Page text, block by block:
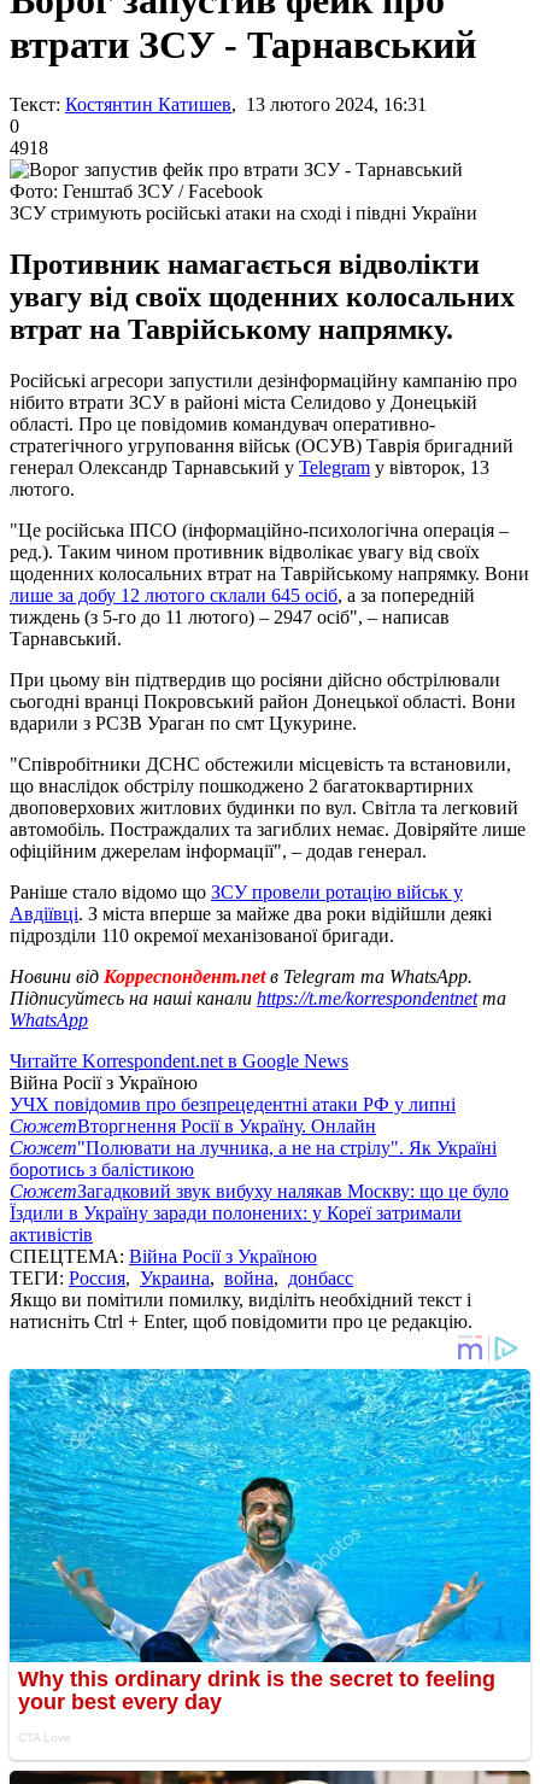
втрати ЗСУ - Тарнавський
Текст: Костянтин Катишев, 13 лютого 2024, 16:31
0
4918
Фото: Генштаб ЗСУ / Facebook
ЗСУ стримують російські атаки на сході і півдні України
Противник намагається відволікти
увагу від своїх щоденних колосальних
втрат на Таврійському напрямку.
Російські агресори запустили дезінформаційну кампанію про
нібито втрати ЗСУ в районі міста Селидово у Донецькій
області. Про це повідомив командувач оперативно-
стратегічного угруповання військ (ОСУВ) Таврія бригадний
генерал Олександр Тарнавський у Telegram у вівторок, 13
лютого.
"Це російська ІПСО (інформаційно-психологічна операція –
ред.). Таким чином противник відволікає увагу від своїх
щоденних колосальних втрат на Таврійському напрямку. Вони
лише за добу 12 лютого склали 645 осіб, а за попередній
тиждень (з 5-го до 11 лютого) – 2947 осіб", – написав
Тарнавський.
При цьому він підтвердив що росіяни дійсно обстрілювали
сьогодні вранці Покровський район Донецької області. Вони
вдарили з РСЗВ Ураган по смт Цукурине.
"Співробітники ДСНС обстежили місцевість та встановили,
що внаслідок обстрілу пошкоджено 2 багатоквартирних
двоповерхових житлових будинки по вул. Світла та легковий
автомобіль. Постраждалих та загиблих немає. Довіряйте лише
офіційним джерелам інформації", – додав генерал.
Раніше стало відомо що ЗСУ провели ротацію військ у
Авдіївці. З міста вперше за майже два роки відійшли деякі
підрозділи 110 окремої механізованої бригади.
Новини від Корреспондент.netв Telegram та WhatsApp.
Підписуйтесь на наші канали https://t.me/korrespondentnetта
WhatsApp
Читайте Korrespondent.net в Google News
Війна Росії з Україною
УЧХ повідомив про безпрецедентні атаки РФ у липні
СюжетВторгнення Росії в Україну. Онлайн
Сюжет"Полювати на лучника, а не на стрілу". Як Україні
боротись з балістикою
СюжетЗагадковий звук вибуху налякав Москву: що це було
Їздили в Україну заради полонених: у Кореї затримали
активістів
СПЕЦТЕМА: Війна Росії з Україною
ТЕГИ: Россия, Украина, война, донбасс
Якщо ви помітили помилку, виділіть необхідний текст і
натисніть Ctrl + Enter, щоб повідомити про це редакцію.